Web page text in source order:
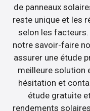
de panneaux
reste unique et les
selon les facteurs.
notre savoir-faire
assurer une étude
meilleure solution
hésitation et
étude gratuite
rendements